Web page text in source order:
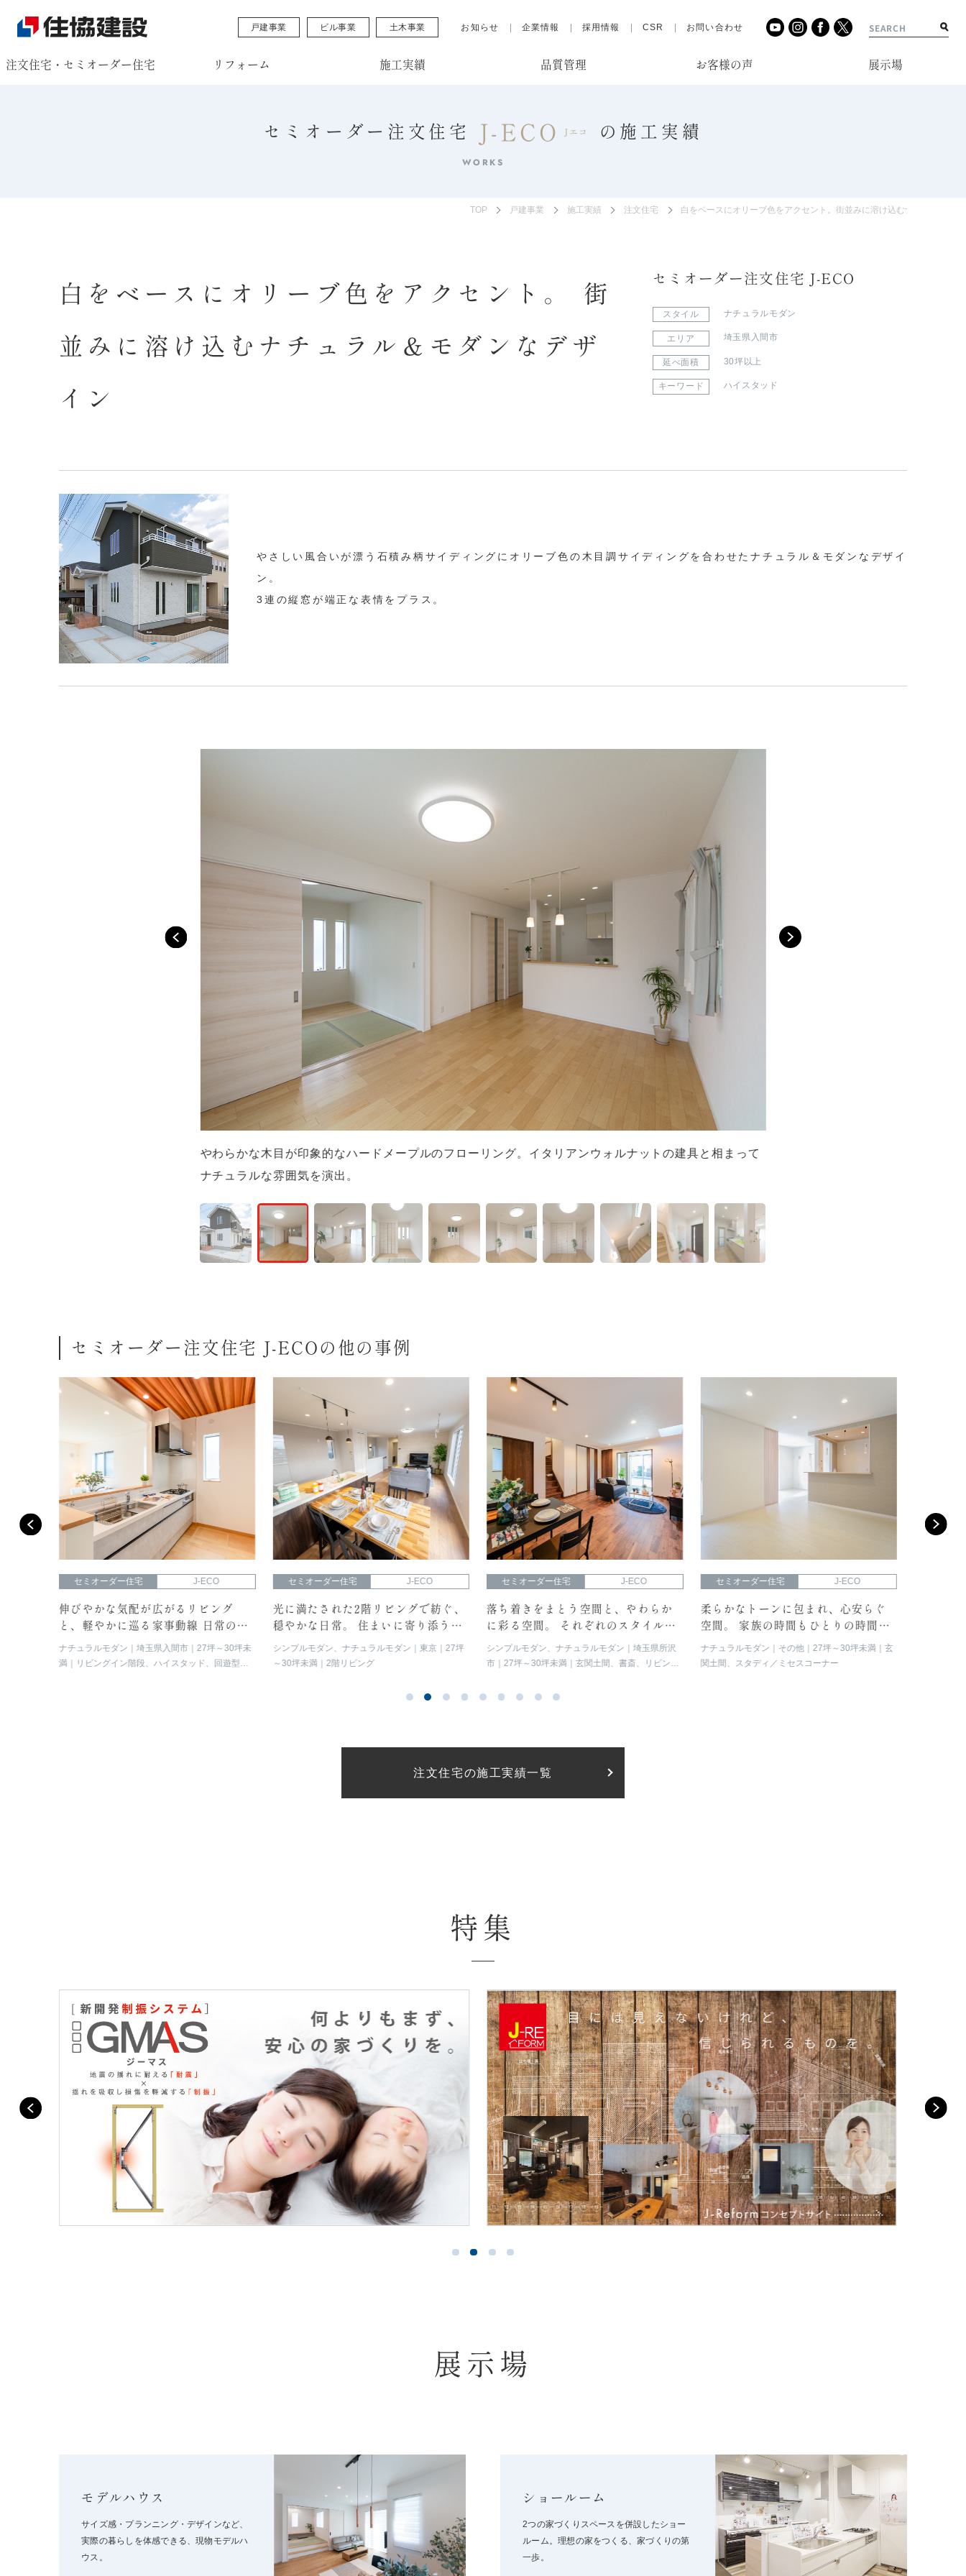
戸建事業 ビル事業 土木事業 お知らせ 企業情報 採用情報 CSR お問い合わせ
注文住宅・セミオーダー住宅 リフォーム 施工実績 品質管理 お客様の声 展示場
セミオーダー注文住宅 J-ECO Jエコ の 施工実績
WORKS
TOP 戸建事業 施工実績 注文住宅 白をベースにオリーブ色をアクセント。街並みに溶け込むナチュラル＆
白をベースにオリーブ色をアクセント。 街
並みに溶け込むナチュラル＆モダンなデザ
イン
セミオーダー注文住宅 J-ECO
スタイル ナチュラルモダン
エリア 埼玉県入間市
延べ面積 30坪以上
キーワード ハイスタッド
やさしい風合いが漂う石積み柄サイディングにオリーブ色の木目調サイディングを合わせたナチュラル＆モダンなデザイ
ン。
3連の縦窓が端正な表情をプラス。
やわらかな木目が印象的なハードメープルのフローリング。イタリアンウォルナットの建具と相まって
ナチュラルな雰囲気を演出。
セミオーダー注文住宅 J-ECOの他の事例
セミオーダー住宅 J-ECO
伸びやかな気配が広がるリビング
と、軽やかに巡る家事動線 日常のリ
ズムを整える、心地よい住まい。
ナチュラルモダン 埼玉県入間市
27坪～30坪未
満
リビングイン階段、ハイスタッド、回遊型動
セミオーダー住宅 J-ECO
光に満たされた2階リビングで紡ぐ、
穏やかな日常。 住まいに寄り添う心
地よさを感じられるお家
シンプルモダン、ナチュラルモダン 東京
27坪
～30坪未満
2階リビング
セミオーダー住宅 J-ECO
落ち着きをまとう空間と、やわらか
に彩る空間。 それぞれのスタイルで
暮らしを愉しむ2棟の住まい
シンプルモダン、ナチュラルモダン
埼玉県所沢
市
27坪～30坪未満
玄関土間、書斎、リビング
ミリースペース）
セミオーダー住宅 J-ECO
柔らかなトーンに包まれ、心安らぐ
空間。 家族の時間もひとりの時間も
大切にできるお家。
ナチュラルモダン その他 27坪～30坪未満
玄
関土間、スタディ／ミセスコーナー
注文住宅の施工実績一覧
特集
展示場
モデルハウス
サイズ感・プランニング・デザインなど、
実際の暮らしを体感できる、現物モデルハ
ウス。
ショールーム
2つの家づくりスペースを併設したショー
ルーム。理想の家をつくる、家づくりの第
一歩。